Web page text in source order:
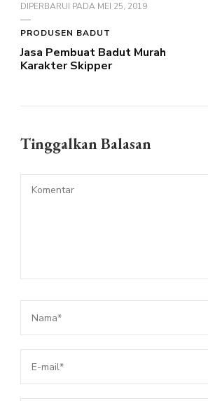
DIPERBARUI PADA MEI 25, 2019
PRODUSEN BADUT
Jasa Pembuat Badut Murah
Karakter Skipper
Tinggalkan Balasan